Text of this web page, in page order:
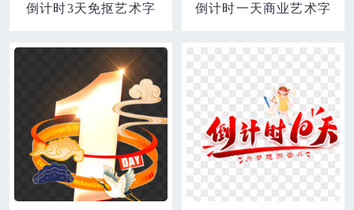
倒计时3天免抠艺术字 倒计时一天商业艺术字